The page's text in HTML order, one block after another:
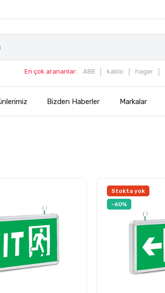
En çok arananlar: ABB kablo hager
Bizden Haberler Markalar
Stokta yok
-60%